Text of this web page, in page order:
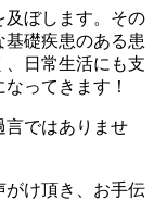
及ぼします。その
礎疾患のある患
日常生活にも支
ってきます！
言ではありませ
がけ頂き、お手伝